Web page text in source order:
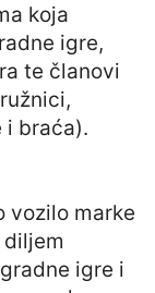
koja
igre,
te članovi
i braća).
vozilo marke
igre i